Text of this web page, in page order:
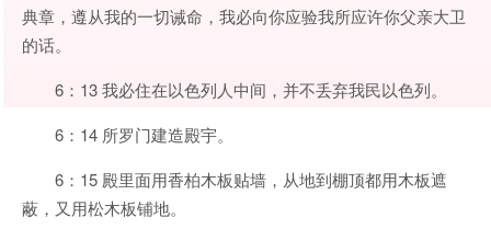
典章，遵从我的一切诫命，我必向你应验我所应许你父亲大卫
的话。
6：13 我必住在以色列人中间，并不丢弃我民以色列。
6：14 所罗门建造殿宇。
6：15 殿里面用香柏木板贴墙，从地到棚顶都用木板遮
蔽，又用松木板铺地。